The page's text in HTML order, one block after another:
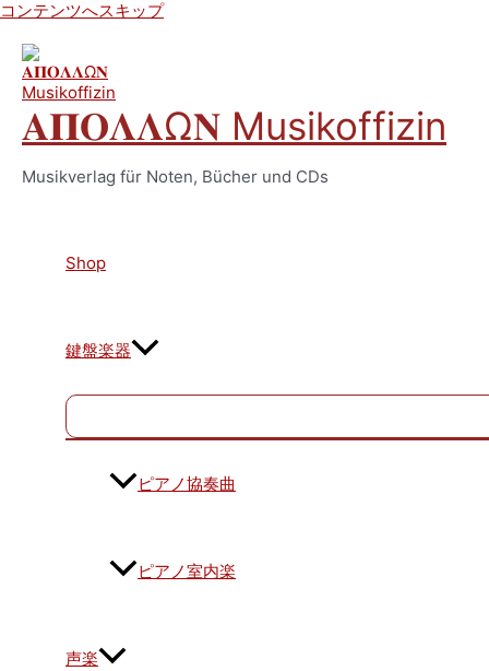
コンテンツへスキップ
𝚨𝚷𝚶𝚲𝚲Ω𝚴 Musikoffizin
Musikverlag für Noten, Bücher und CDs
Shop
鍵盤楽器
ピアノ協奏曲
ピアノ室内楽
声楽